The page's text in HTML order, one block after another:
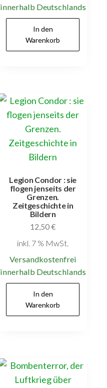
innerhalb Deutschlands
In den
Warenkorb
Legion Condor : sie
flogen jenseits der
Grenzen.
Zeitgeschichte in
Bildern
12,50€
inkl. 7 % MwSt.
Versandkostenfrei
innerhalb Deutschlands
In den
Warenkorb